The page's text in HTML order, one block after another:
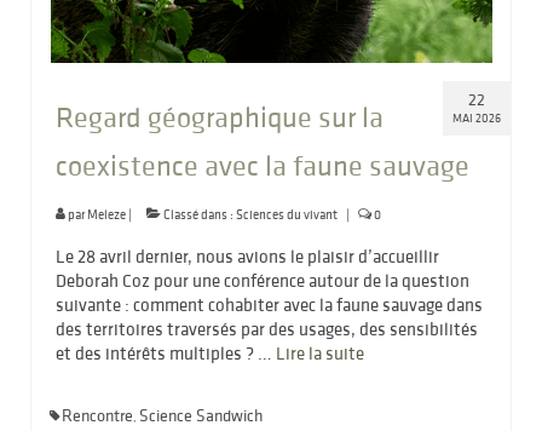
22
MAI 2026
Regard géographique sur la
coexistence avec la faune sauvage
parMeleze | Classé dans : Sciences du vivant | 0
Le 28 avril dernier, nous avions le plaisir d’accueillir
Deborah Coz pour une conférence autour de la question
suivante : comment cohabiter avec la faune sauvage dans
des territoires traversés par des usages, des sensibilités
et des intérêts multiples ? … Lire la suite­­
Rencontre, Science Sandwich